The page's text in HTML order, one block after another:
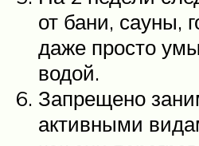
от бани, сауны,
даже просто
водой.
Запрещено
активными